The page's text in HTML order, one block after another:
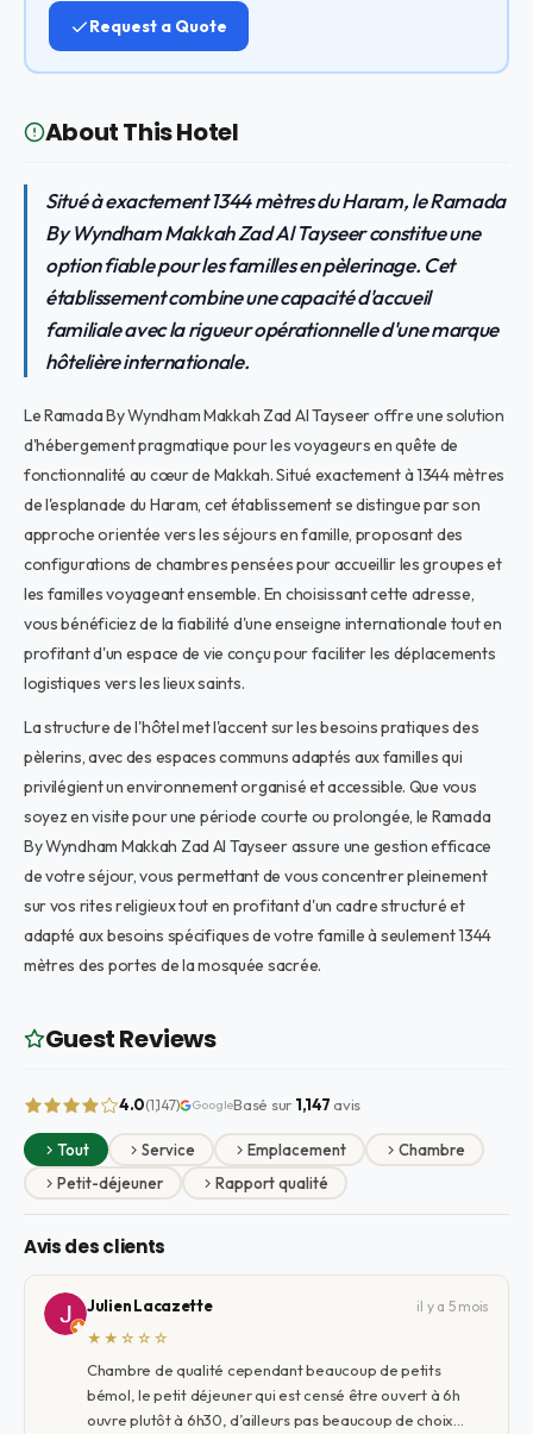
Request a Quote
About This Hotel
Situé à exactement 1344 mètres du Haram, le Ramada
By Wyndham Makkah Zad Al Tayseer constitue une
option fiable pour les familles en pèlerinage. Cet
établissement combine une capacité d'accueil
familiale avec la rigueur opérationnelle d'une marque
hôtelière internationale.
Le Ramada By Wyndham Makkah Zad Al Tayseer offre une solution
d'hébergement pragmatique pour les voyageurs en quête de
fonctionnalité au cœur de Makkah. Situé exactement à 1344 mètres
de l'esplanade du Haram, cet établissement se distingue par son
approche orientée vers les séjours en famille, proposant des
configurations de chambres pensées pour accueillir les groupes et
les familles voyageant ensemble. En choisissant cette adresse,
vous bénéficiez de la fiabilité d'une enseigne internationale tout en
profitant d'un espace de vie conçu pour faciliter les déplacements
logistiques vers les lieux saints.
La structure de l'hôtel met l'accent sur les besoins pratiques des
pèlerins, avec des espaces communs adaptés aux familles qui
privilégient un environnement organisé et accessible. Que vous
soyez en visite pour une période courte ou prolongée, le Ramada
By Wyndham Makkah Zad Al Tayseer assure une gestion efficace
de votre séjour, vous permettant de vous concentrer pleinement
sur vos rites religieux tout en profitant d'un cadre structuré et
adapté aux besoins spécifiques de votre famille à seulement 1344
mètres des portes de la mosquée sacrée.
Guest Reviews
4.0(1,147) GoogleBasé sur 1,147 avis
Tout Service Emplacement
Chambre
Petit-déjeuner
Rapport qualité
Avis des clients
Julien Lacazette
il y a 5 mois
★★☆☆☆
Chambre de qualité cependant beaucoup de petits
bémol, le petit déjeuner qui est censé être ouvert à 6h
ouvre plutôt à 6h30, d’ailleurs pas beaucoup de choix…